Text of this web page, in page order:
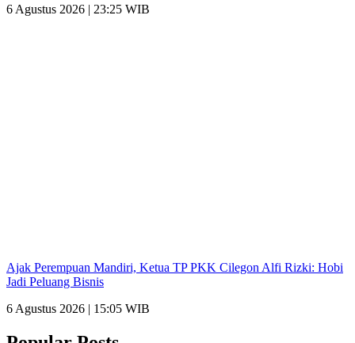
6 Agustus 2026 | 23:25 WIB
Ajak Perempuan Mandiri, Ketua TP PKK Cilegon Alfi Rizki: Hobi
Jadi Peluang Bisnis
6 Agustus 2026 | 15:05 WIB